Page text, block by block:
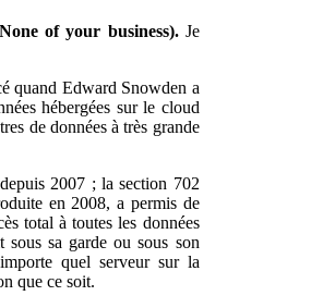
of your business).Je
quand Edward Snowden a
hébergées sur le cloud
de données à très grande
2007 ; la section 702
en 2008, a permis de
total à toutes les données
sa garde ou sous son
quel serveur sur la
que ce soit.